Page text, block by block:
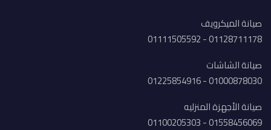
صيانة الميكرويف
01128711178 - 01111505592
صيانة الشاشات
01000878030 - 01225854916
صيانة الأجهزة المنزليه
01558456069 - 01100205303